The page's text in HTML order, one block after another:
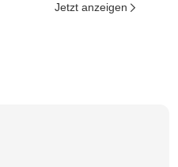
Jetzt anzeigen